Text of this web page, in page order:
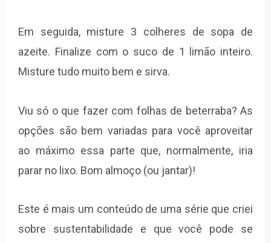
Em seguida, misture 3 colheres de sopa de
azeite. Finalize com o suco de 1 limão inteiro.
Misture tudo muito bem e sirva.
Viu só o que fazer com folhas de beterraba? As
opções são bem variadas para você aproveitar
ao máximo essa parte que, normalmente, iria
parar no lixo. Bom almoço (ou jantar)!
Este é mais um conteúdo de uma série que criei
sobre sustentabilidade e que você pode se